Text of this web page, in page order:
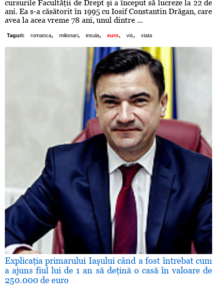
cursurile Facultăţii de Drept şi a început să lucreze la 22 de
ani. Ea s-a căsătorit în 1995 cu Iosif Constantin Drăgan, care
avea la acea vreme 78 ani, unul dintre ...
Taguri: romanca, milionari, insula, euro, vis, viata
Explicaţia primarului Iaşului când a fost întrebat cum
a ajuns fiul lui de 1 an să deţină o casă în valoare de
250.000 de euro